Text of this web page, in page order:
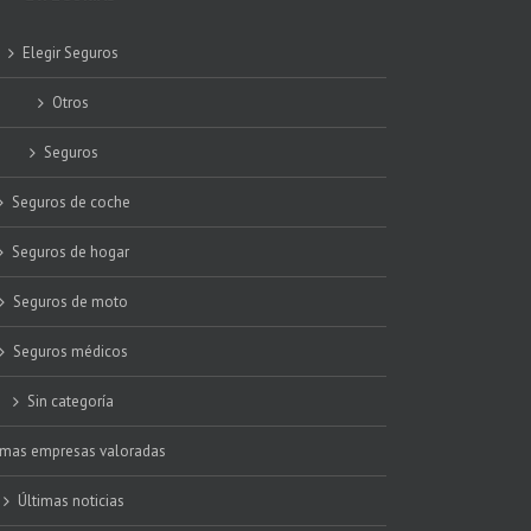
Elegir Seguros
Otros
Seguros
Seguros de coche
Seguros de hogar
Seguros de moto
Seguros médicos
Sin categoría
empresas valoradas
Últimas noticias